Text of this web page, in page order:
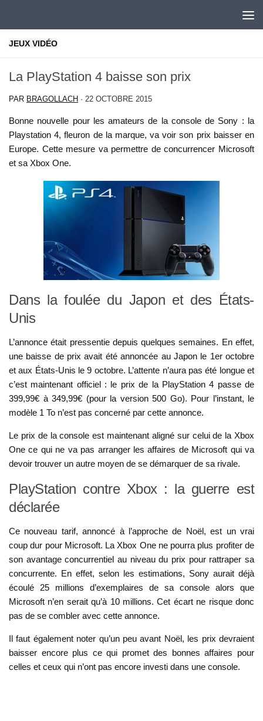
JEUX VIDÉO
La PlayStation 4 baisse son prix
PAR BRAGOLLACH · 22 OCTOBRE 2015
Bonne nouvelle pour les amateurs de la console de Sony : la
Playstation 4, fleuron de la marque, va voir son prix baisser en
Europe. Cette mesure va permettre de concurrencer Microsoft
et sa Xbox One.
Dans la foulée du Japon et des États-
Unis
L’annonce était pressentie depuis quelques semaines. En effet,
une baisse de prix avait été annoncée au Japon le 1er octobre
et aux États-Unis le 9 octobre. L’attente n’aura pas été longue et
c’est maintenant officiel : le prix de la PlayStation 4 passe de
399,99€ à 349,99€ (pour la version 500 Go). Pour l’instant, le
modèle 1 To n’est pas concerné par cette annonce.
Le prix de la console est maintenant aligné sur celui de la Xbox
One ce qui ne va pas arranger les affaires de Microsoft qui va
devoir trouver un autre moyen de se démarquer de sa rivale.
PlayStation contre Xbox : la guerre est
déclarée
Ce nouveau tarif, annoncé à l’approche de Noël, est un vrai
coup dur pour Microsoft. La Xbox One ne pourra plus profiter de
son avantage concurrentiel au niveau du prix pour rattraper sa
concurrente. En effet, selon les estimations, Sony aurait déjà
écoulé 25 millions d’exemplaires de sa console alors que
Microsoft n’en serait qu’à 10 millions. Cet écart ne risque donc
pas de se combler avec cette annonce.
Il faut également noter qu’un peu avant Noël, les prix devraient
baisser encore plus ce qui promet des bonnes affaires pour
celles et ceux qui n’ont pas encore investi dans une console.